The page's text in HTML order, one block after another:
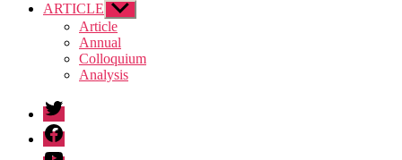
ARTICLE Show
sub
menu
Article
Annual
Colloquium
Analysis
twitter
facebook
Youtube